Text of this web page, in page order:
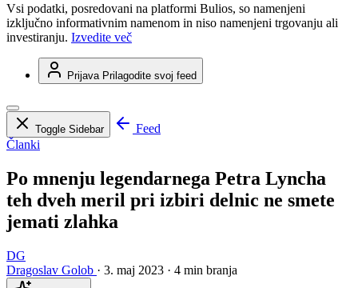
Vsi podatki, posredovani na platformi Bulios, so namenjeni
izključno informativnim namenom in niso namenjeni trgovanju ali
investiranju. Izvedite več
Prijava Prilagodite svoj feed
Toggle Sidebar
Feed
Članki
Po mnenju legendarnega Petra Lyncha
teh dveh meril pri izbiri delnic ne smete
jemati zlahka
DG
Dragoslav Golob · 3. maj 2023 · 4 min branja